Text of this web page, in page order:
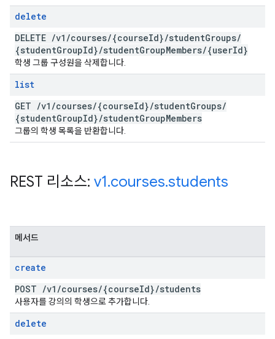
delete
DELETE /v1 /courses/{courseId}/studentGroups/
{studentGroupId}/studentGroupMembers/{userId}
학생 그룹 구성원을 삭제합니다.
list
GET /v1 /courses/{courseId}/studentGroups/
{studentGroupId}/studentGroupMembers
그룹의 학생 목록을 반환합니다.
REST 리소스: v1.courses.students
메서드
create
POST /v1 /courses/{courseId}/students
사용자를 강의의 학생으로 추가합니다.
delete